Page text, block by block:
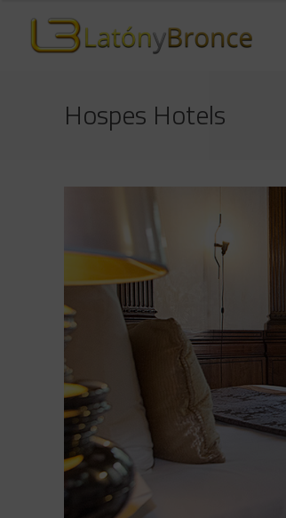
Hospes Hotels